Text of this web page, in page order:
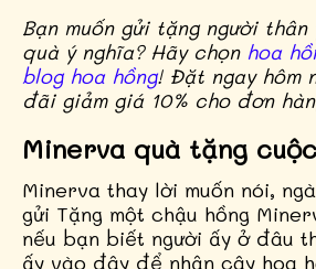
Bạn muốn gửi tặng người thân
quà ý nghĩa? Hãy chọn hoa
blog hoa hồng! Đặt ngay hôm
đãi giảm giá 10% cho đơn
Minerva quà tặng
Minerva thay lời muốn nói,
gửi Tặng một chậu hồng
nếu bạn biết người ấy ở đâu
ấy vào đây để nhận cây hoa